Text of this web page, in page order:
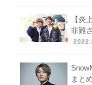
【炎
非難
まと